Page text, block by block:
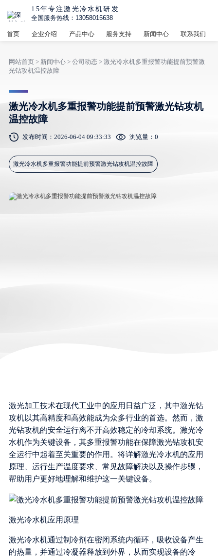
15年专注激光冷水机研发
全国服务热线：13058015638
首页 企业介绍 产品中心 服务支持 新闻中心 联系我们
网站首页> 新闻中心> 公司动态> 激光冷水机多重报警功能提前预警激
光钻攻机温控故障
激光冷水机多重报警功能提前预警激光钻攻机
温控故障
发布时间：2026-06-04 09:33:33 浏览量： 0
激光冷水机多重报警功能提前预警激光钻攻机温控故障
激光加工技术在现代工业中的应用日益广泛，其中激光钻
攻机以其高精度和高效能成为众多行业的首选。然而，激
光钻攻机的安全运行离不开高效稳定的冷却系统。激光冷
水机作为关键设备，其多重报警功能在保障激光钻攻机安
全运行中起着至关重要的作用。将详解激光冷水机的应用
原理、运行生产温度要求、常见故障解决以及操作步骤，
帮助用户更好地理解和维护这一关键设备。
激光冷水机应用原理
激光冷水机通过制冷剂在密闭系统内循环，吸收设备产生
的热量，并通过冷凝器释放到外界，从而实现设备的冷